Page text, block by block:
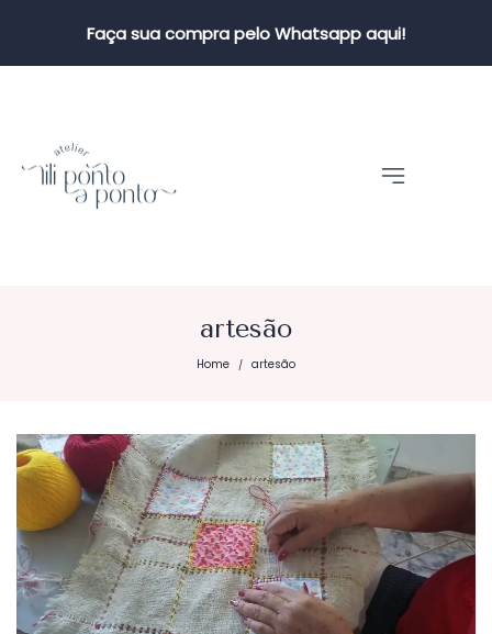
Faça sua compra pelo Whatsapp aqui!
artesão
Home / artesão